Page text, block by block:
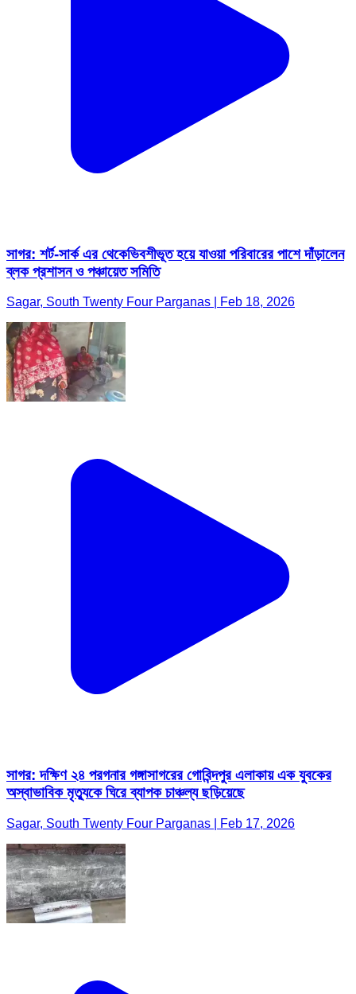
সাগর: শর্ট-সার্ক এর থেকেভিবশীভূত হয়ে যাওয়া পরিবারের পাশে দাঁড়ালেন
ব্লক প্রশাসন ও পঞ্চায়েত সমিতি
Sagar, South Twenty Four Parganas | Feb 18, 2026
সাগর: দক্ষিণ ২৪ পরগনার গঙ্গাসাগরের গোবিন্দপুর এলাকায় এক যুবকের
অস্বাভাবিক মৃত্যুকে ঘিরে ব্যাপক চাঞ্চল্য ছড়িয়েছে
Sagar, South Twenty Four Parganas | Feb 17, 2026